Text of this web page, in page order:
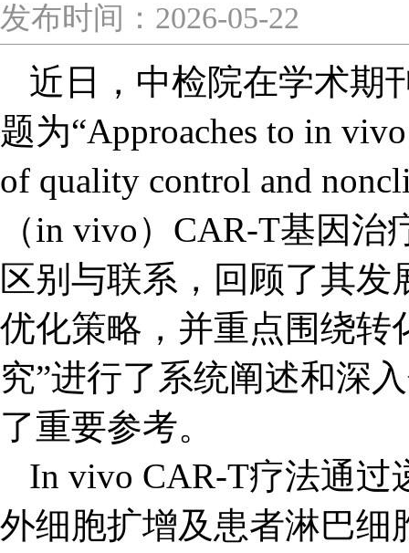
发布时间：2026-05-22
近日，中检院在学术期
题为“Approaches to in
of quality control and
（in vivo）CAR-T基因
区别与联系，回顾了其
优化策略，并重点围绕转
究”进行了系统阐述和深
了重要参考。
In vivo CAR-T疗法通
外细胞扩增及患者淋巴细